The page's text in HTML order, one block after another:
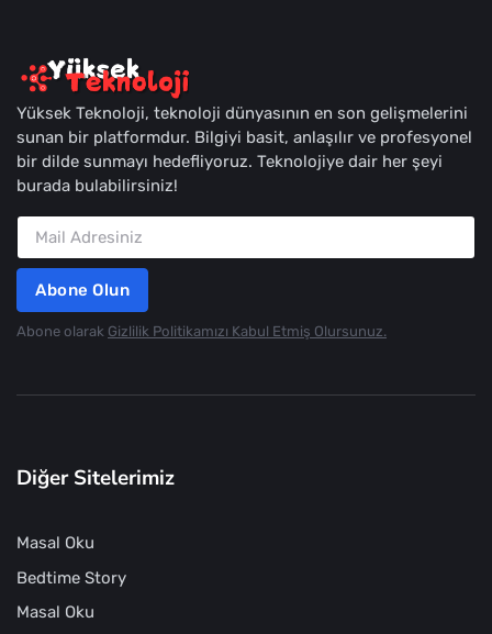
Yüksek Teknoloji, teknoloji dünyasının en son gelişmelerini
sunan bir platformdur. Bilgiyi basit, anlaşılır ve profesyonel
bir dilde sunmayı hedefliyoruz. Teknolojiye dair her şeyi
burada bulabilirsiniz!
Abone Olun
Abone olarak Gizlilik Politikamızı Kabul Etmiş Olursunuz.
Diğer Sitelerimiz
Masal Oku
Bedtime Story
Masal Oku